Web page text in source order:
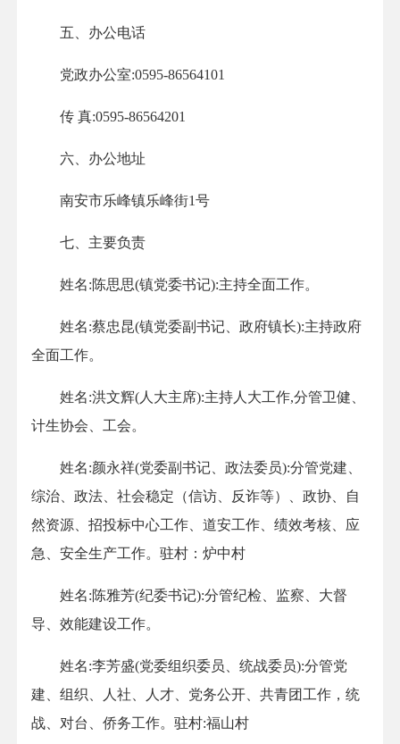
五、办公电话
党政办公室:0595-86564101
传 真:0595-86564201
六、办公地址
南安市乐峰镇乐峰街1号
七、主要负责
姓名:陈思思(镇党委书记):主持全面工作。
姓名:蔡忠昆(镇党委副书记、政府镇长):主持政府
全面工作。
姓名:洪文辉(人大主席):主持人大工作,分管卫健、
计生协会、工会。
姓名:颜永祥(党委副书记、政法委员):分管党建、
综治、政法、社会稳定（信访、反诈等）、政协、自
然资源、招投标中心工作、道安工作、绩效考核、应
急、安全生产工作。驻村：炉中村
姓名:陈雅芳(纪委书记):分管纪检、监察、大督
导、效能建设工作。
姓名:李芳盛(党委组织委员、统战委员):分管党
建、组织、人社、人才、党务公开、共青团工作，统
战、对台、侨务工作。驻村:福山村